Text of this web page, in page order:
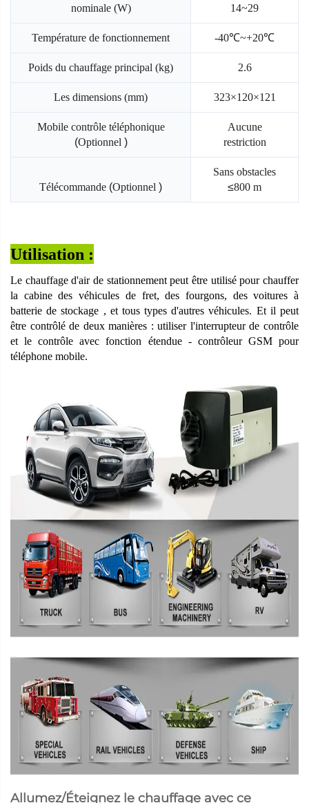
nominale (W)
14~29
Température de fonctionnement -40℃~+20℃
Poids du chauffage principal (kg) 2.6
Les dimensions (mm) 323×120×121
Mobile contrôle téléphonique
(Optionnel )
Aucune
restriction
Télécommande (Optionnel )
Sans obstacles
≤800 m
Utilisation :
Le chauffage d'air de stationnement peut être utilisé pour chauffer
la cabine des véhicules de fret, des fourgons, des voitures à
batterie de stockage , et tous types d'autres véhicules. Et il peut
être contrôlé de deux manières : utiliser l'interrupteur de contrôle
et le contrôle avec fonction étendue - contrôleur GSM pour
téléphone mobile.
Allumez/Éteignez le chauffage avec ce